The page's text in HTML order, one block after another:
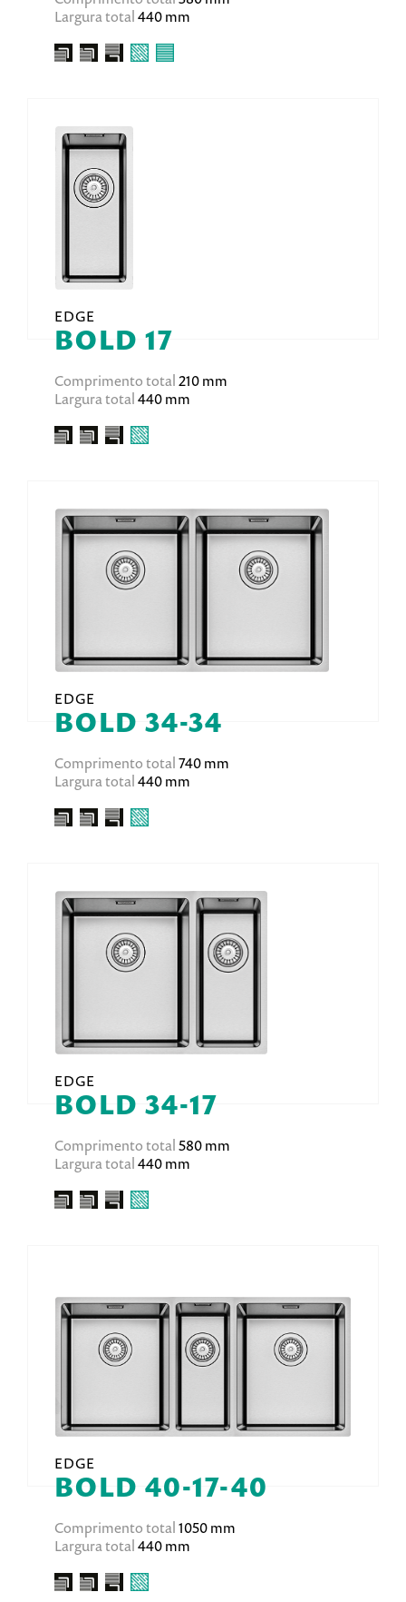
Largura total440 mm
EDGE
BOLD 17
Comprimento total210 mm
Largura total440 mm
EDGE
BOLD 34-34
Comprimento total740 mm
Largura total440 mm
EDGE
BOLD 34-17
Comprimento total580 mm
Largura total440 mm
EDGE
BOLD 40-17-40
Comprimento total1050 mm
Largura total440 mm